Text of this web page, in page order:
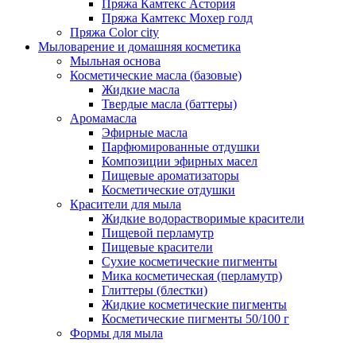
Пряжа Камтекс Астория
Пряжа Камтекс Мохер голд
Пряжа Color city
Мыловарение и домашняя косметика
Мыльная основа
Косметические масла (базовые)
Жидкие масла
Твердые масла (баттеры)
Аромамасла
Эфирные масла
Парфюмированные отдушки
Композиции эфирных масел
Пищевые ароматизаторы
Косметические отдушки
Красители для мыла
Жидкие водорастворимые красители
Пищевой перламутр
Пищевые красители
Сухие косметические пигменты
Мика косметическая (перламутр)
Глиттеры (блестки)
Жидкие косметические пигменты
Косметические пигменты 50/100 г
Формы для мыла